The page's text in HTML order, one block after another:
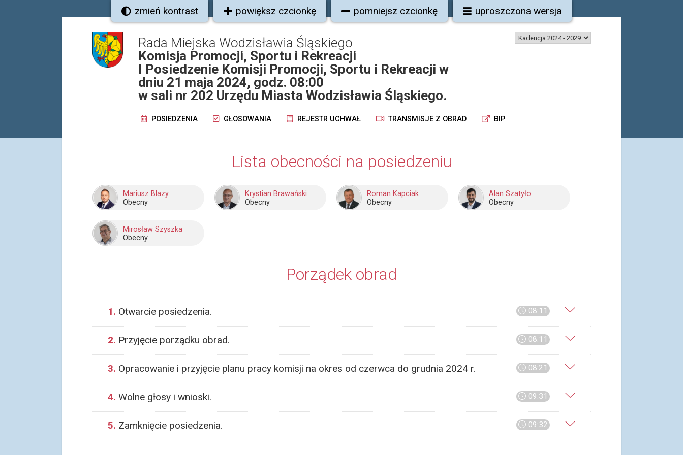
zmień kontrast powiększ czcionkę pomniejsz czcionkę uproszczona wersja
Rada Miejska Wodzisławia Śląskiego
Komisja Promocji, Sportu i Rekreacji
I Posiedzenie Komisji Promocji, Sportu i Rekreacji w
dniu 21 maja 2024, godz. 08:00
w sali nr 202 Urzędu Miasta Wodzisławia Śląskiego.
POSIEDZENIA GŁOSOWANIA REJESTR UCHWAŁ TRANSMISJE Z OBRAD BIP
Lista obecności na posiedzeniu
Mariusz Blazy
Obecny
Krystian Brawański
Obecny
Roman Kapciak
Obecny
Alan Szatyło
Obecny
Mirosław Szyszka
Obecny
Porządek obrad
08:11
1. Otwarcie posiedzenia.
08:11
2. Przyjęcie porządku obrad.
08:21
3. Opracowanie i przyjęcie planu pracy komisji na okres od czerwca do grudnia 2024 r.
09:31
4. Wolne głosy i wnioski.
09:32
5. Zamknięcie posiedzenia.